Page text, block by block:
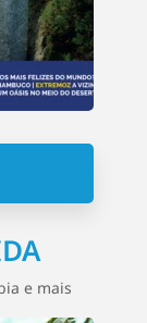
e mais